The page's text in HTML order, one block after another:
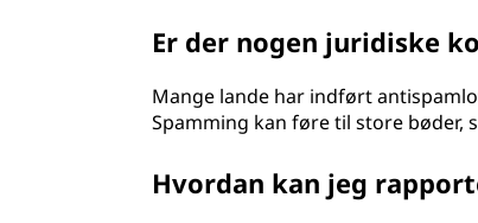
Er der nogen juridiske
Mange lande har indført
Spamming kan føre til store
Hvordan kan jeg